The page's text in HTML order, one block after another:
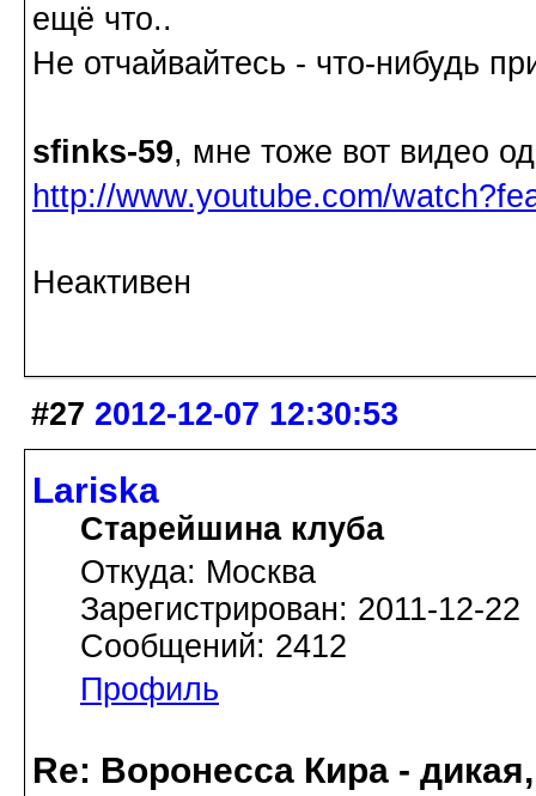
ещё что..
Не отчайвайтесь - что-нибудь
sfinks-59, мне тоже вот видео
http://www.youtube.com/
Неактивен
#27 2012-12-07 12:30:53
Lariska
Старейшина клуба
Откуда: Москва
Зарегистрирован: 2011-12-22
Сообщений: 2412
Профиль
Re: Воронесса Кира -